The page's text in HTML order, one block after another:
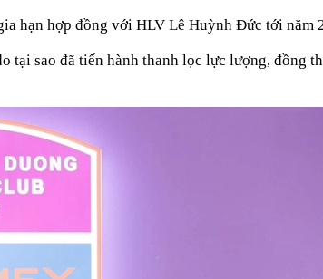
hạn hợp đồng với HLV Lê Huỳnh Đức tới năm
tại sao đã tiến hành thanh lọc lực lượng, đồng